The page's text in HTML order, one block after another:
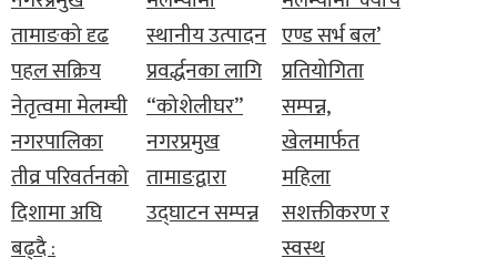
तामाङको दृढ
पहल सक्रिय
नेतृत्वमा मेलम्ची
नगरपालिका
तीव्र परिवर्तनको
दिशामा अघि
बढ्दै :
स्थानीय उत्पादन
प्रवर्द्धनका लागि
“कोशेलीघर”
नगरप्रमुख
तामाङद्वारा
उद्घाटन सम्पन्न
एण्ड सर्भ बल’
प्रतियोगिता
सम्पन्न,
खेलमार्फत
महिला
सशक्तीकरण र
स्वस्थ